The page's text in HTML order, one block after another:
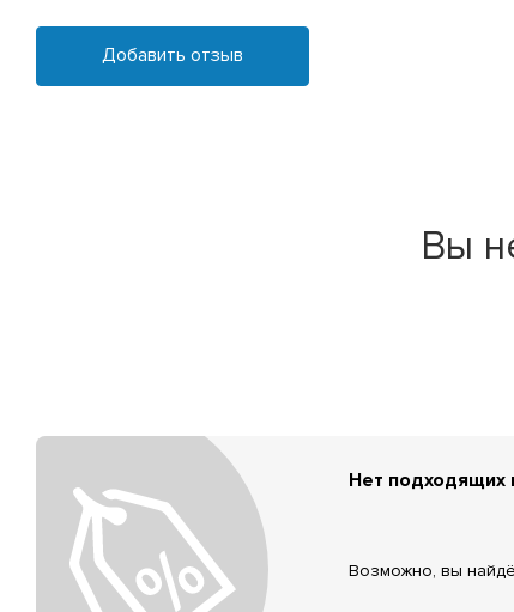
Добавить отзыв
Вы
Нет подходящих
Возможно, вы